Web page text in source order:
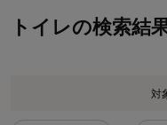
トイレの検索結
対